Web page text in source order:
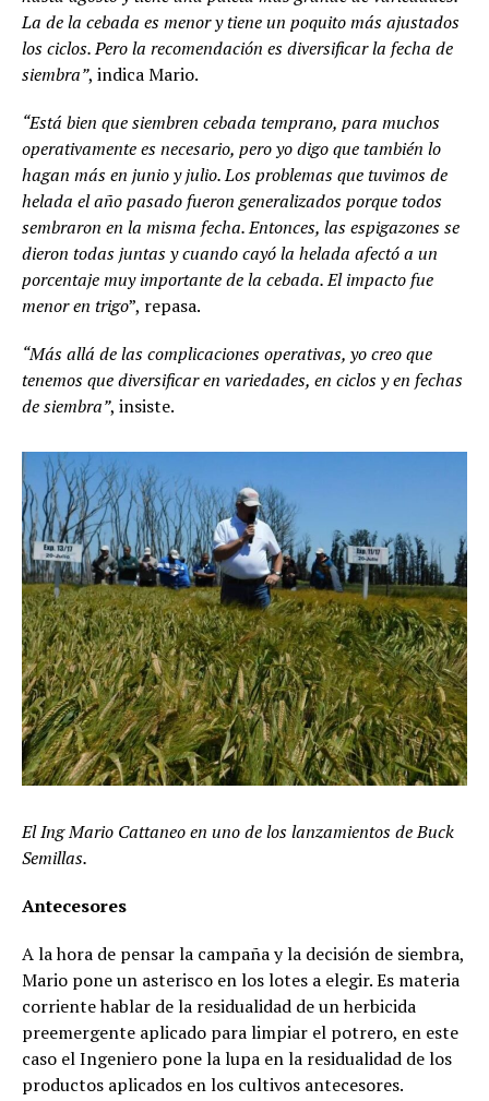
La de la cebada es menor y tiene un poquito más ajustados
los ciclos. Pero la recomendación es diversificar la fecha de
siembra”, indica Mario.
“Está bien que siembren cebada temprano, para muchos
operativamente es necesario, pero yo digo que también lo
hagan más en junio y julio. Los problemas que tuvimos de
helada el año pasado fueron generalizados porque todos
sembraron en la misma fecha. Entonces, las espigazones se
dieron todas juntas y cuando cayó la helada afectó a un
porcentaje muy importante de la cebada. El impacto fue
menor en trigo”, repasa.
“Más allá de las complicaciones operativas, yo creo que
tenemos que diversificar en variedades, en ciclos y en fechas
de siembra”, insiste.
El Ing Mario Cattaneo en uno de los lanzamientos de Buck
Semillas.
Antecesores
A la hora de pensar la campaña y la decisión de siembra,
Mario pone un asterisco en los lotes a elegir. Es materia
corriente hablar de la residualidad de un herbicida
preemergente aplicado para limpiar el potrero, en este
caso el Ingeniero pone la lupa en la residualidad de los
productos aplicados en los cultivos antecesores.